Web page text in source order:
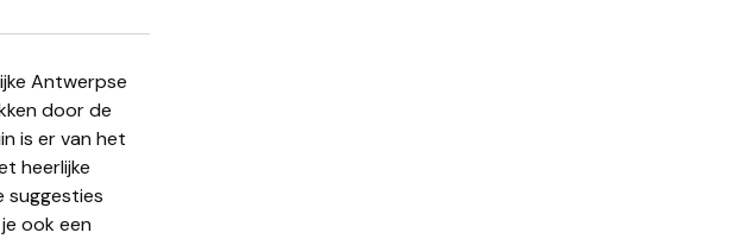
door de
is er van het
heerlijke
suggesties
ook een